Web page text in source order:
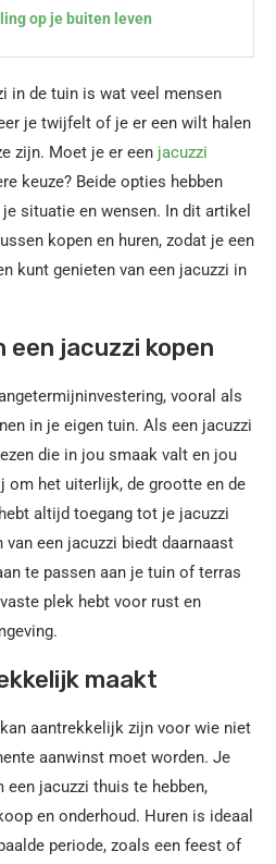
op je buiten leven
in de tuin is wat veel mensen
je twijfelt of je er een wilt halen
zijn. Moet je er een jacuzzi
keuze? Beide opties hebben
situatie en wensen. In dit artikel
kopen en huren, zodat je een
kunt genieten van een jacuzzi in
een jacuzzi kopen
vooral als
in je eigen tuin. Als een jacuzzi
die in jou smaak valt en jou
om het uiterlijk, de grootte en de
altijd toegang tot je jacuzzi
een jacuzzi biedt daarnaast
te passen aan je tuin of terras
plek hebt voor rust en
maakt
aantrekkelijk zijn voor wie niet
aanwinst moet worden. Je
een jacuzzi thuis te hebben,
en onderhoud. Huren is ideaal
periode, zoals een feest of